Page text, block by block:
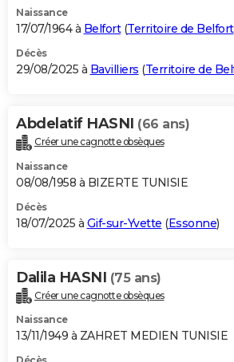
Naissance
17/07/1964 à Belfort(Territoire de Belfort
Décès
29/08/2025 à Bavilliers (Territoire de
Abdelatif HASNI (66 ans)
Créer une cagnotte obsèques
Naissance
08/08/1958 à BIZERTE TUNISIE
Décès
18/07/2025 à Gif-sur-Yvette (Essonne)
Dalila HASNI (75 ans)
Créer une cagnotte obsèques
Naissance
13/11/1949 à ZAHRET MEDIEN TUNISIE